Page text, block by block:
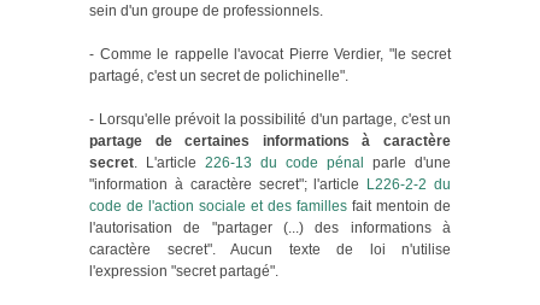
sein d'un groupe de professionnels.
- Comme le rappelle l'avocat Pierre Verdier, "le secret
partagé, c'est un secret de polichinelle".
- Lorsqu'elle prévoit la possibilité d'un partage, c'est un
partage de certaines informations à caractère
secret. L'article 226-13 du code pénal
parle d'une
"information à caractère secret"; l'article
L226-2-2 du
code de l'action sociale et des familles fait mentoin de
l'autorisation de "partager (...) des informations à
caractère secret". Aucun texte de loi n'utilise
l'expression "secret partagé".